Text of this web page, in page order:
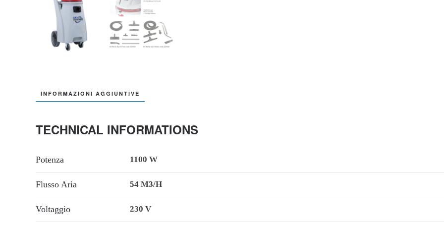
INFORMAZIONI AGGIUNTIVE
TECHNICAL INFORMATIONS
Potenza 1100 W
Flusso Aria 54 M3/h
Voltaggio 230 V